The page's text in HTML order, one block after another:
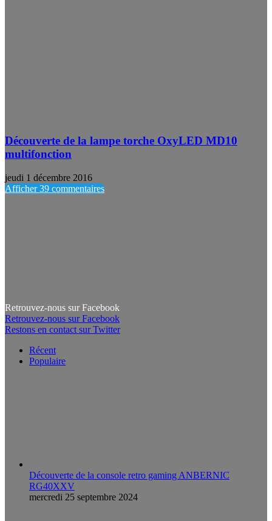
Découverte de la lampe torche OxyLED MD10
multifonction
jeudi 1 décembre 2016
Afficher 39 commentaires
Retrouvez-nous sur Facebook
Retrouvez-nous sur Facebook
Restons en contact sur Twitter
Récent
Populaire
Découverte de la console retro gaming ANBERNIC
RG40XXV
mercredi 25 septembre 2024